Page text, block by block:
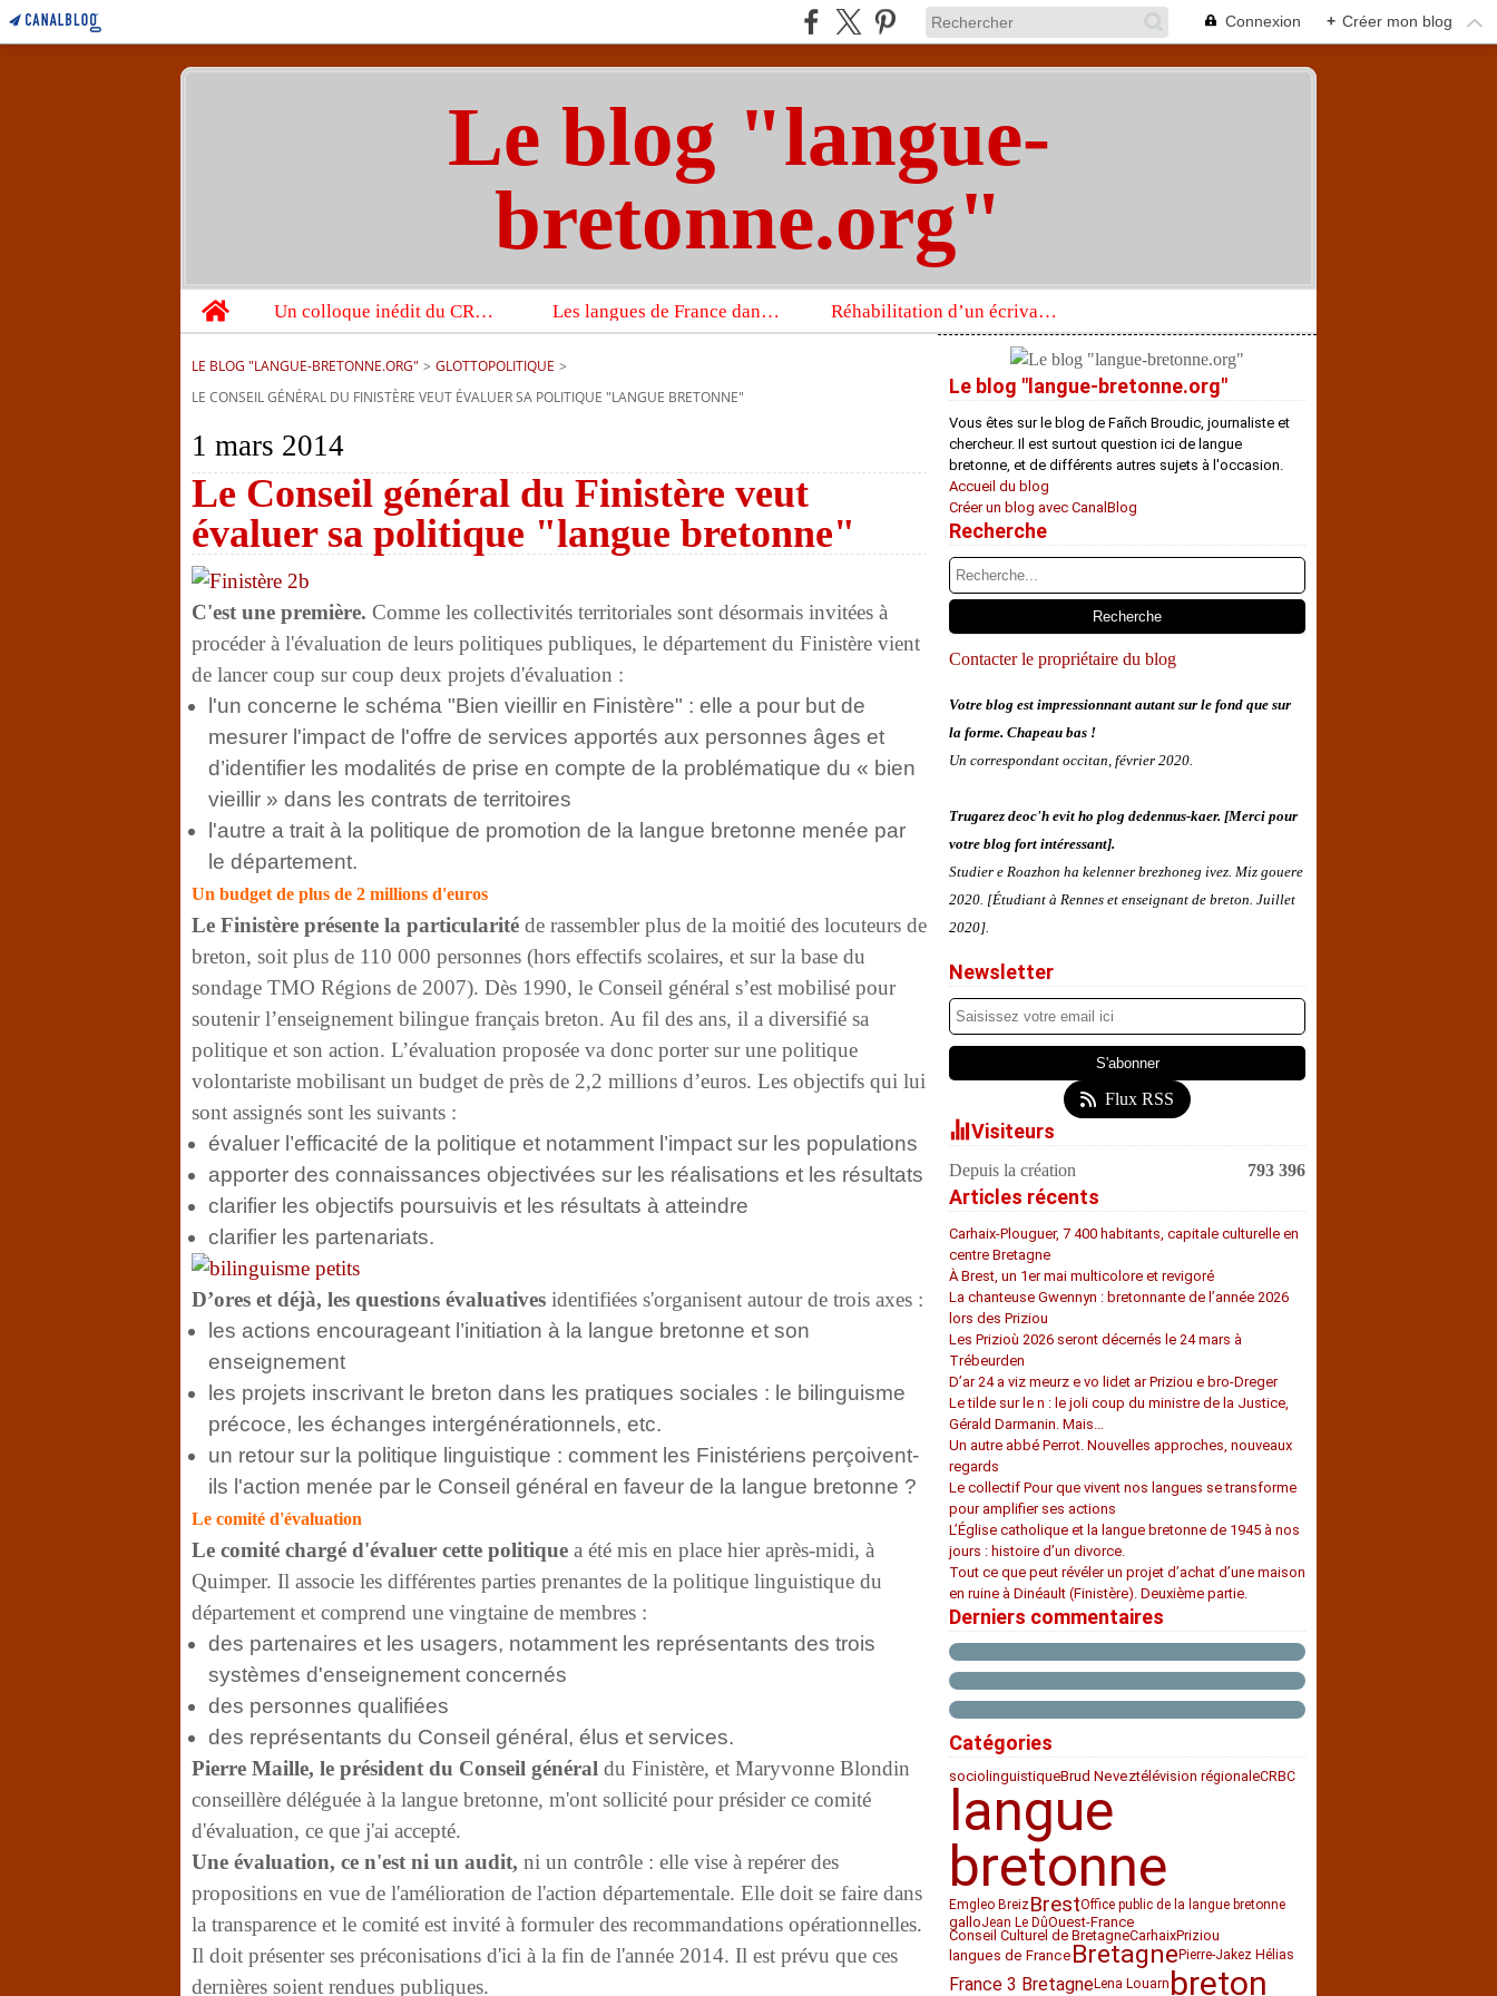
Connexion + Créer mon blog
Le blog "langue-
bretonne.org"
Home
Un colloque inédit du CRBC sur les victimes de l’année 1944 Les langues de France dans un imposant ouvrage sur la langue française que publient les Presses universitaires d’Oxford Réhabilitation d’un écrivain de langue bretonne aujourd’hui mal connu et méconnu
LE BLOG "LANGUE-BRETONNE.ORG" > GLOTTOPOLITIQUE >
LE CONSEIL GÉNÉRAL DU FINISTÈRE VEUT ÉVALUER SA POLITIQUE "LANGUE BRETONNE"
1 mars 2014
Le Conseil général du Finistère veut
évaluer sa politique "langue bretonne"
C'est une première. Comme les collectivités territoriales sont désormais invitées à
procéder à l'évaluation de leurs politiques publiques, le département du Finistère vient
de lancer coup sur coup deux projets d'évaluation :
l'un concerne le schéma "Bien vieillir en Finistère" : elle a pour but de
mesurer l'impact de l'offre de services apportés aux personnes âges et
d’identifier les modalités de prise en compte de la problématique du « bien
vieillir » dans les contrats de territoires
l'autre a trait à la politique de promotion de la langue bretonne menée par
le département.
Un budget de plus de 2 millions d'euros
Le Finistère présente la particularité de rassembler plus de la moitié des locuteurs de
breton, soit plus de 110 000 personnes (hors effectifs scolaires, et sur la base du
sondage TMO Régions de 2007). Dès 1990, le Conseil général s’est mobilisé pour
soutenir l’enseignement bilingue français breton. Au fil des ans, il a diversifié sa
politique et son action. L’évaluation proposée va donc porter sur une politique
volontariste mobilisant un budget de près de 2,2 millions d’euros. Les objectifs qui lui
sont assignés sont les suivants :
évaluer l’efficacité de la politique et notamment l’impact sur les populations
apporter des connaissances objectivées sur les réalisations et les résultats
clarifier les objectifs poursuivis et les résultats à atteindre
clarifier les partenariats.
D’ores et déjà, les questions évaluatives identifiées s'organisent autour de trois axes :
les actions encourageant l’initiation à la langue bretonne et son
enseignement
les projets inscrivant le breton dans les pratiques sociales : le bilinguisme
précoce, les échanges intergénérationnels, etc.
un retour sur la politique linguistique : comment les Finistériens perçoivent-
ils l'action menée par le Conseil général en faveur de la langue bretonne ?
Le comité d'évaluation
Le comité chargé d'évaluer cette politique a été mis en place hier après-midi, à
Quimper. Il associe les différentes parties prenantes de la politique linguistique du
département et comprend une vingtaine de membres :
des partenaires et les usagers, notamment les représentants des trois
systèmes d'enseignement concernés
des personnes qualifiées
des représentants du Conseil général, élus et services.
Pierre Maille, le président du Conseil général du Finistère, et Maryvonne Blondin
conseillère déléguée à la langue bretonne, m'ont sollicité pour présider ce comité
d'évaluation, ce que j'ai accepté.
Une évaluation, ce n'est ni un audit, ni un contrôle : elle vise à repérer des
propositions en vue de l'amélioration de l'action départementale. Elle doit se faire dans
la transparence et le comité est invité à formuler des recommandations opérationnelles.
Il doit présenter ses préconisations d'ici à la fin de l'année 2014. Il est prévu que ces
dernières soient rendues publiques.
Le blog "langue-bretonne.org"
Vous êtes sur le blog de Fañch Broudic, journaliste et
chercheur. Il est surtout question ici de langue
bretonne, et de différents autres sujets à l'occasion.
Accueil du blog
Créer un blog avec CanalBlog
Recherche
Contacter le propriétaire du blog
Votre blog est impressionnant autant sur le fond que sur
la forme. Chapeau bas !
Un correspondant occitan, février 2020.
Trugarez deoc'h evit ho plog dedennus-kaer. [Merci pour
votre blog fort intéressant].
Studier e Roazhon ha kelenner brezhoneg ivez. Miz gouere
2020. [Étudiant à Rennes et enseignant de breton. Juillet
2020].
Newsletter
Flux RSS
Visiteurs
Depuis la création 793 396
Articles récents
Carhaix-Plouguer, 7 400 habitants, capitale culturelle en
centre Bretagne
À Brest, un 1er mai multicolore et revigoré
La chanteuse Gwennyn : bretonnante de l’année 2026
lors des Priziou
Les Prizioù 2026 seront décernés le 24 mars à
Trébeurden
D’ar 24 a viz meurz e vo lidet ar Priziou e bro-Dreger
Le tilde sur le n : le joli coup du ministre de la Justice,
Gérald Darmanin. Mais…
Un autre abbé Perrot. Nouvelles approches, nouveaux
regards
Le collectif Pour que vivent nos langues se transforme
pour amplifier ses actions
L’Église catholique et la langue bretonne de 1945 à nos
jours : histoire d’un divorce.
Tout ce que peut révéler un projet d’achat d’une maison
en ruine à Dinéault (Finistère). Deuxième partie.
Derniers commentaires
Catégories
sociolinguistiqueBrud Neveztélévision régionaleCRBC
langue
bretonne
Emgleo BreizBrestOffice public de la langue bretonne
galloJean Le DûOuest-France
Conseil Culturel de BretagneCarhaixPriziou
langues de France Bretagne Pierre-Jakez Hélias
France 3 BretagneLena Louarn breton